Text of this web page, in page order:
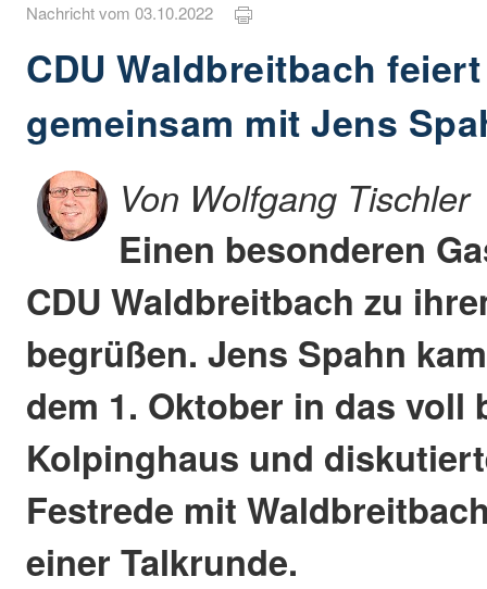
Nachricht vom 03.10.2022
CDU Waldbreitbach
gemeinsam mit Jens
Von Wolfgang Tischler
Einen besonderen
CDU Waldbreitbach zu
begrüßen. Jens Spahn
dem 1. Oktober in das voll
Kolpinghaus und
Festrede mit
einer Talkrunde.